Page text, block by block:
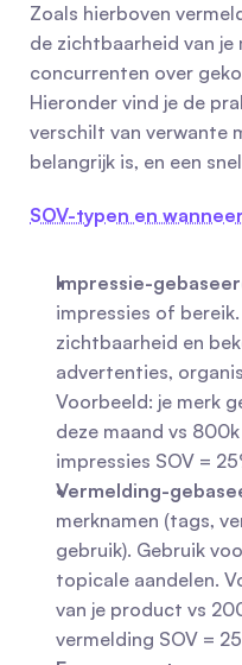
Zoals hierboven
de zichtbaarheid van
concurrenten over
Hieronder vind je de
verschilt van verwante
belangrijk is, en een
SOV-typen en
Impressie-
impressies of
zichtbaarheid en
advertenties,
Voorbeeld: je merk
deze maand vs
impressies SOV =
Vermelding-
merknamen (tags,
gebruik). Gebruik
topicale aandelen.
van je product vs
vermelding SOV =